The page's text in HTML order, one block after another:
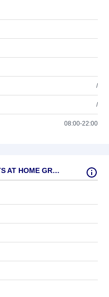
/
/
08:00-22:00
Fundamentale Kennzahlen PETS AT HOME GROUP LS 1